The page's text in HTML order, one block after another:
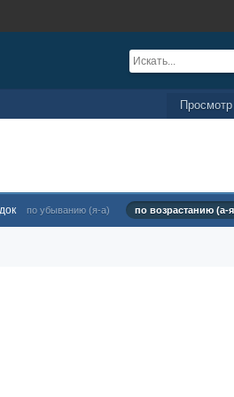
по убыванию (я-а) по возрастанию (а-